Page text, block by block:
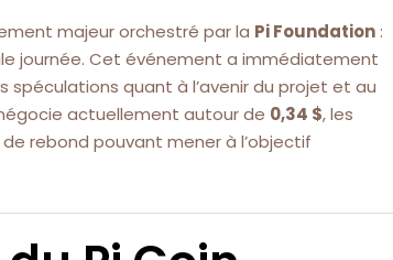
majeur orchestré par la Pi Foundation :
journée. Cet événement a immédiatement
spéculations quant à l’avenir du projet et au
actuellement autour de 0,34 $, les
rebond pouvant mener à l’objectif